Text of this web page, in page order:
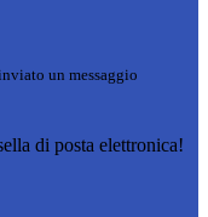
un messaggio
di posta elettronica!